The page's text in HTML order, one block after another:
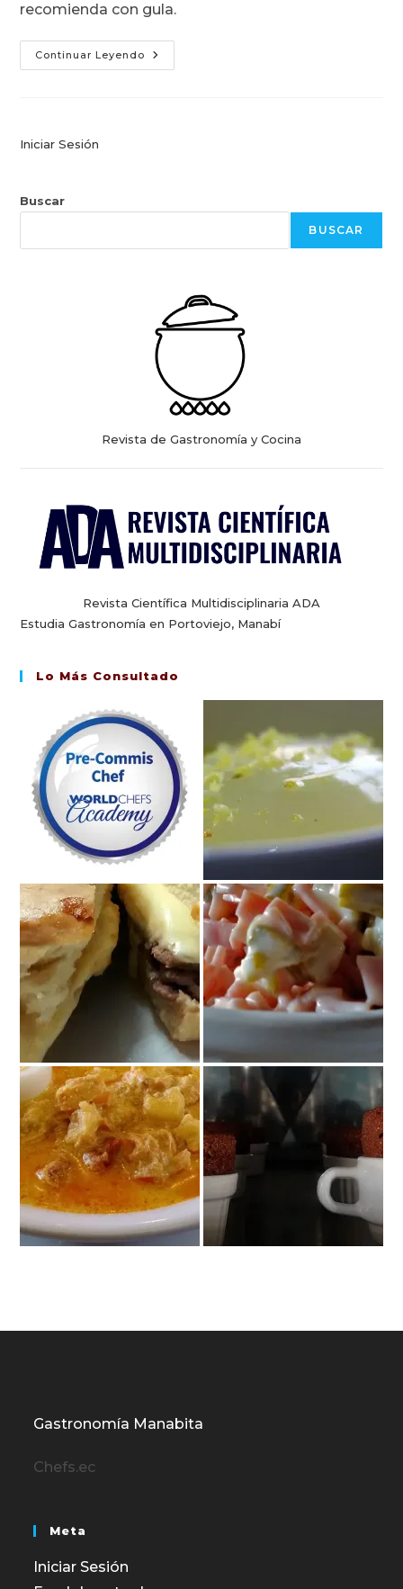
recomienda con gula.
Continuar Leyendo Lasañánguche
–
Iniciar Sesión
Buscar
BUSCAR
Revista de Gastronomía y Cocina
Revista Científica Multidisciplinaria ADA
Estudia Gastronomía en Portoviejo, Manabí
Lo Más Consultado
Gastronomía Manabita
Chefs.ec
Meta
Iniciar Sesión